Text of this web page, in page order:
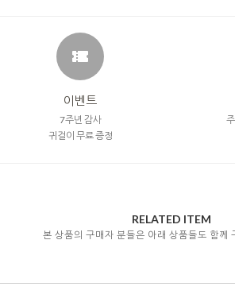
이벤트
7주년 감사
귀걸이 무료 증정
RELATED ITEM
본 상품의 구매자 분들은 아래 상품들도 함께